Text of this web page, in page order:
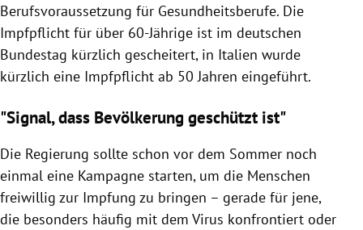
Berufsvoraussetzung für Gesundheitsberufe. Die
Impfpflicht für über 60-Jährige ist im deutschen
Bundestag kürzlich gescheitert, in Italien wurde
kürzlich eine Impfpflicht ab 50 Jahren eingeführt.
"Signal, dass Bevölkerung geschützt ist"
Die Regierung sollte schon vor dem Sommer noch
einmal eine Kampagne starten, um die Menschen
freiwillig zur Impfung zu bringen – gerade für jene,
die besonders häufig mit dem Virus konfrontiert oder